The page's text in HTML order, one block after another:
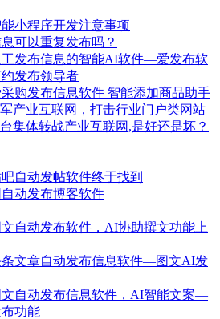
小程序开发注意事项
可以重复发布吗？
发布信息的智能AI软件—爱发布软
发布领导者
购发布信息软件 智能添加商品助手
产业互联网，打击行业门户类网站
集体转战产业互联网,是好还是坏？
自动发帖软件终于找到
动发布博客软件
自动发布软件，AI协助撰文功能上
文章自动发布信息软件—图文AI发
自动发布信息软件，AI智能文案—
功能